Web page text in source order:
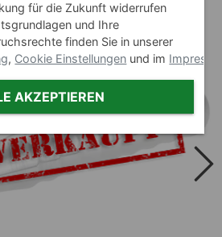
für die Zukunft widerrufen
und Ihre
finden Sie in unserer
, Cookie Einstellungen und im
AKZEPTIEREN